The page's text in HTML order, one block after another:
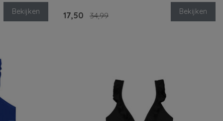
Bekijken 17,50 34,99 Bekijken